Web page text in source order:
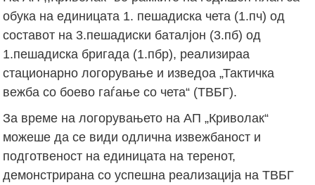
обука на единицата 1. пешадиска чета (1.пч) од
составот на 3.пешадиски баталјон (3.пб) од
1.пешадиска бригада (1.пбр), реализираа
стационарно логорување и изведоа „Тактичка
вежба со боево гаѓање со чета“ (ТВБГ).
За време на логорувањето на АП „Криволак“
можеше да се види одлична извежбаност и
подготвеност на единицата на теренот,
демонстрирана со успешна реализација на ТВБГ